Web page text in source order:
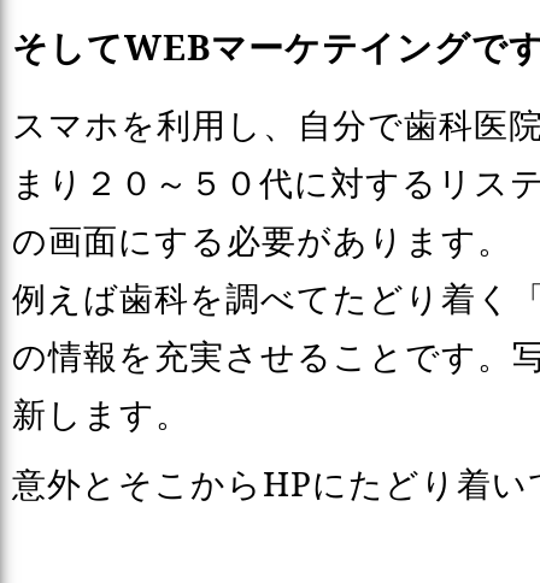
そしてWEBマーケテイングで
スマホを利用し、自分で歯科医
まり２０～５０代に対するリス
の画面にする必要があります。
例えば歯科を調べてたどり着く
の情報を充実させることです。
新します。
意外とそこからHPにたどり着